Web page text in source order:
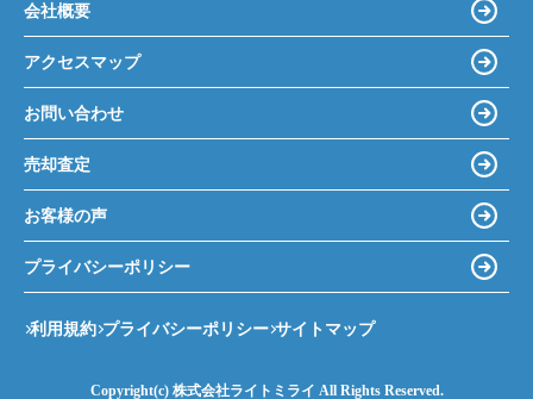
会社概要
アクセスマップ
お問い合わせ
売却査定
お客様の声
プライバシーポリシー
利用規約 プライバシーポリシー サイトマップ
Copyright(c) 株式会社ライトミライ All Rights Reserved.